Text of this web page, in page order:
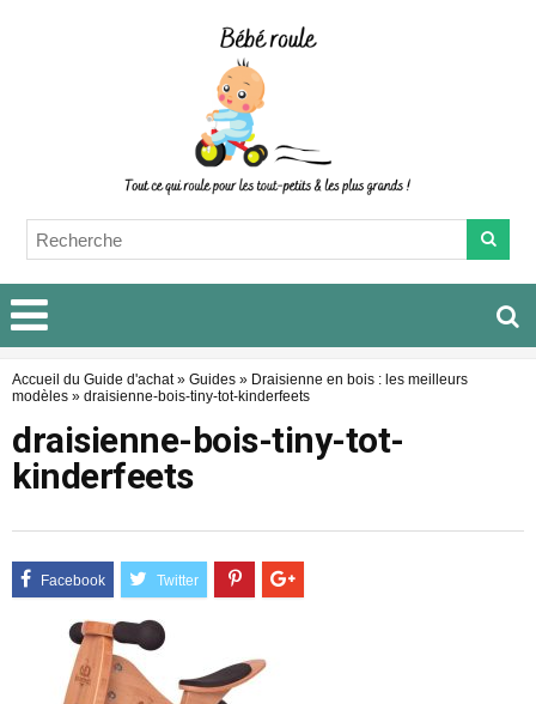
Accueil du Guide d'achat» Guides » Draisienne en bois : les meilleurs
modèles » draisienne-bois-tiny-tot-kinderfeets
draisienne-bois-tiny-tot-
kinderfeets